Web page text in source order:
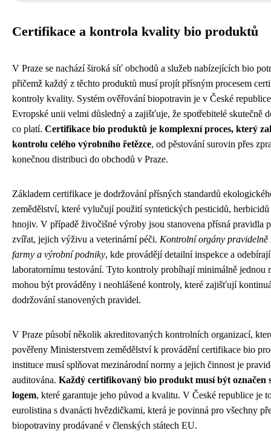
Certifikace a kontrola kvality bio produktů
V Praze se nachází široká síť obchodů a služeb nabízejících bio
přičemž každý z těchto produktů musí projít přísným procesem
kontroly kvality. Systém ověřování biopotravin je v České
Evropské unii velmi důsledný a zajišťuje, že spotřebitelé skutečně
co platí. Certifikace bio produktů je komplexní proces, který
kontrolu celého výrobního řetězce, od pěstování surovin přes
konečnou distribuci do obchodů v Praze.
Základem certifikace je dodržování přísných standardů
zemědělství, které vylučují použití syntetických pesticidů,
hnojiv. V případě živočišné výroby jsou stanovena přísná pravidla
zvířat, jejich výživu a veterinární péči. Kontrolní orgány pravidelně
farmy a výrobní podniky, kde provádějí detailní inspekce a
laboratornímu testování. Tyto kontroly probíhají minimálně jednou
mohou být prováděny i neohlášené kontroly, které zajišťují
dodržování stanovených pravidel.
V Praze působí několik akreditovaných kontrolních organizací,
pověřeny Ministerstvem zemědělství k provádění certifikace bio
instituce musí splňovat mezinárodní normy a jejich činnost je
auditována. Každý certifikovaný bio produkt musí být označen
logem, které garantuje jeho původ a kvalitu. V České republice je
eurolistina s dvanácti hvězdičkami, která je povinná pro všechny
biopotraviny prodávané v členských státech EU.